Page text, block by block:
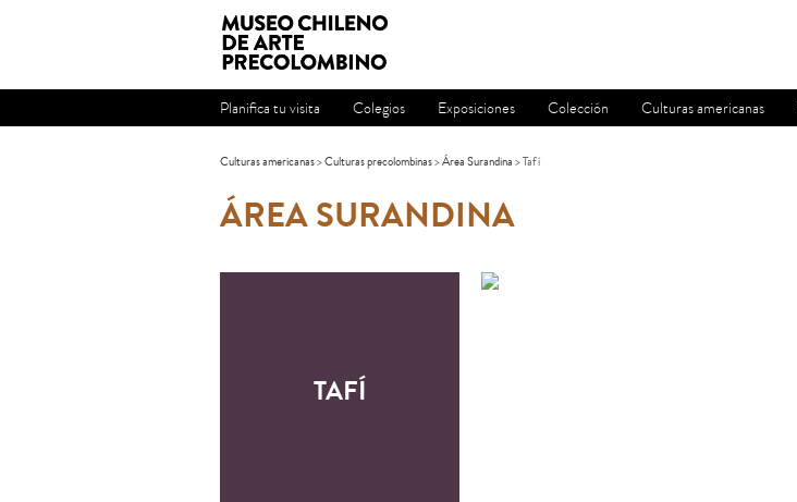
Planifica tu visita Colegios Exposiciones Colección Culturas americanas
Culturas americanas>Culturas precolombinas>Área Surandina > Tafí
ÁREA SURANDINA
TAFÍ